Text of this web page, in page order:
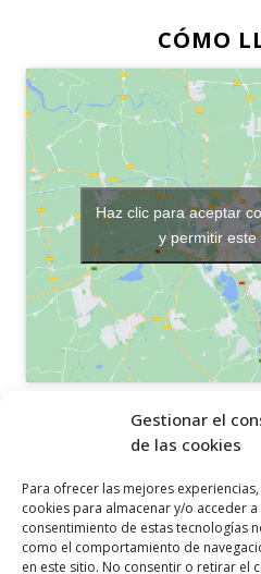
Gestionar el
de las cookies
Para ofrecer las mejores
cookies para almacenar y/o acceder
consentimiento de estas tecnologías
como el comportamiento de
en este sitio. No consentir o retirar el
CÓMO
Haz clic para aceptar
y permitir este
OTROS
Política de
Aviso